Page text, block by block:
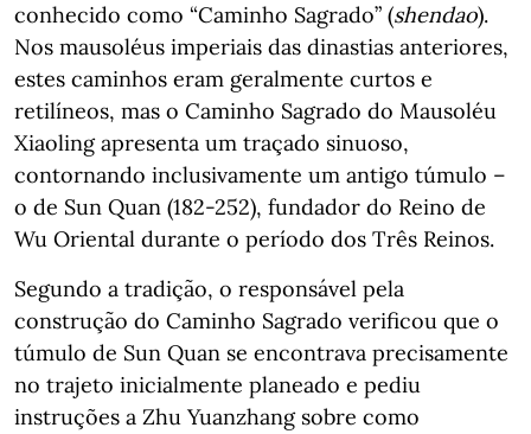
conhecido como “Caminho Sagrado” (shendao).
Nos mausoléus imperiais das dinastias anteriores,
estes caminhos eram geralmente curtos e
retilíneos, mas o Caminho Sagrado do Mausoléu
Xiaoling apresenta um traçado sinuoso,
contornando inclusivamente um antigo túmulo –
o de Sun Quan (182-252), fundador do Reino de
Wu Oriental durante o período dos Três Reinos.
Segundo a tradição, o responsável pela
construção do Caminho Sagrado verificou que o
túmulo de Sun Quan se encontrava precisamente
no trajeto inicialmente planeado e pediu
instruções a Zhu Yuanzhang sobre como